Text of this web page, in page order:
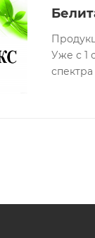
карандаш с
Уже с 1